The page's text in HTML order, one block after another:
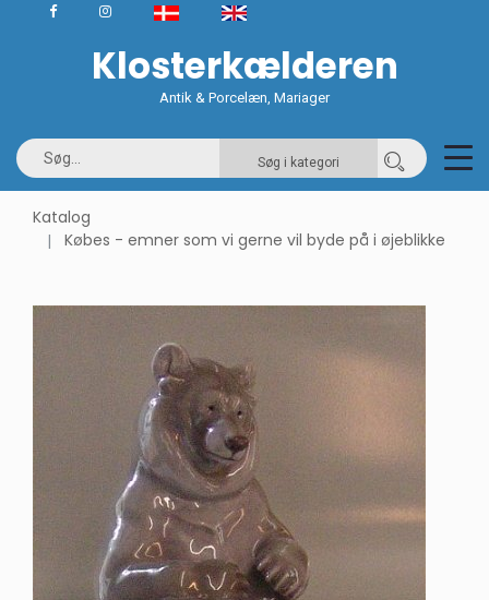
Klosterkælderen
Antik & Porcelæn, Mariager
Søg i kategori
Katalog
Købes - emner som vi gerne vil byde på i øjeblikke